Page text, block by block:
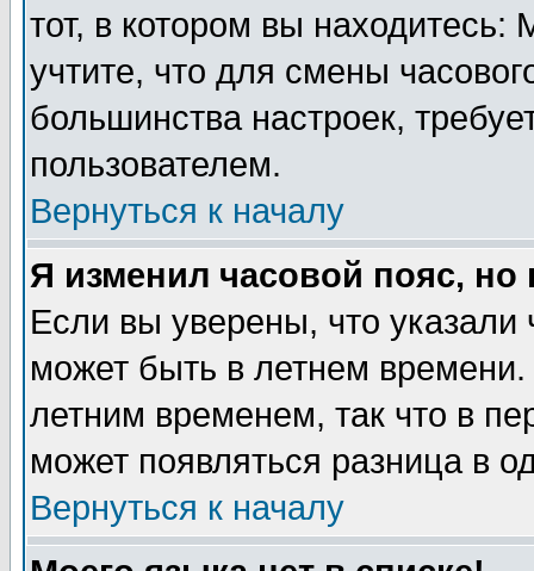
тот, в котором вы
учтите, что для смены
большинства настроек,
пользователем.
Вернуться к началу
Я изменил часовой пояс,
Если вы уверены, что указали
может быть в летнем
летним временем, так что в
может появляться разница в
Вернуться к началу